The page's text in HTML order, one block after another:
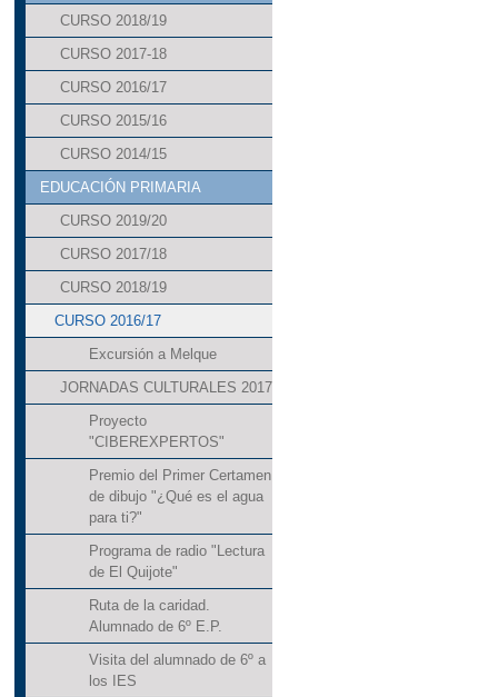
CURSO 2018/19
CURSO 2017-18
CURSO 2016/17
CURSO 2015/16
CURSO 2014/15
EDUCACIÓN PRIMARIA
CURSO 2019/20
CURSO 2017/18
CURSO 2018/19
CURSO 2016/17
Excursión a Melque
JORNADAS CULTURALES 2017
Proyecto
"CIBEREXPERTOS"
Premio del Primer Certamen
de dibujo "¿Qué es el agua
para ti?"
Programa de radio "Lectura
de El Quijote"
Ruta de la caridad.
Alumnado de 6º E.P.
Visita del alumnado de 6º a
los IES